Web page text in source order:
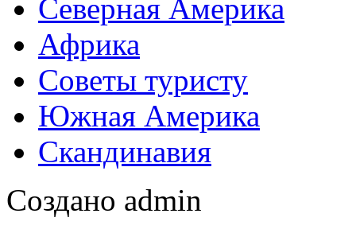
Северная Америка
Африка
Советы туристу
Южная Америка
Скандинавия
Создано admin